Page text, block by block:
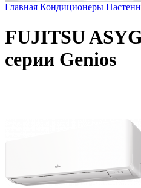
Главная Кондиционеры
FUJITSU
серии Genios